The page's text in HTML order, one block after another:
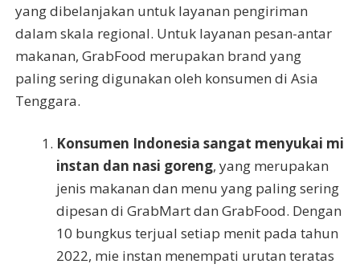
yang dibelanjakan untuk layanan pengiriman
dalam skala regional. Untuk layanan pesan-antar
makanan, GrabFood merupakan brand yang
paling sering digunakan oleh konsumen di Asia
Tenggara.
Konsumen Indonesia sangat menyukai mi
instan dan nasi goreng, yang merupakan
jenis makanan dan menu yang paling sering
dipesan di GrabMart dan GrabFood. Dengan
10 bungkus terjual setiap menit pada tahun
2022, mie instan menempati urutan teratas